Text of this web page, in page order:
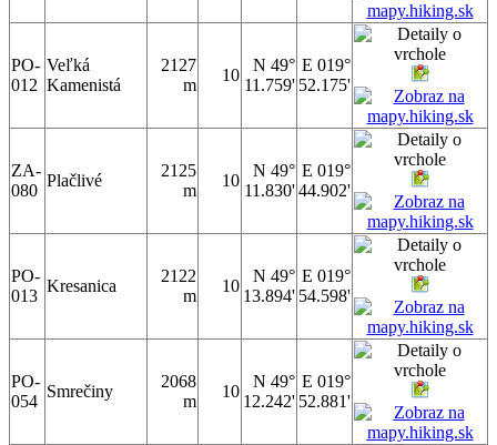
PO-
012
Veľká
Kamenistá
2127
m
10
N 49°
11.759'
E 019°
52.175'
ZA-
080
Plačlivé
2125
m
10
N 49°
11.830'
E 019°
44.902'
PO-
013
Kresanica
2122
m
10
N 49°
13.894'
E 019°
54.598'
PO-
054
Smrečiny
2068
m
10
N 49°
12.242'
E 019°
52.881'